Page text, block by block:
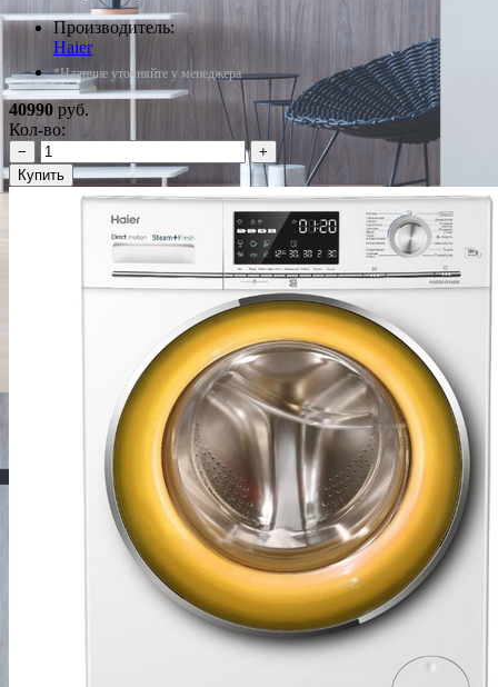
Производитель:
Haier
*Наличие уточняйте у менеджера
40990 руб.
Кол-во:
−
+
Купить